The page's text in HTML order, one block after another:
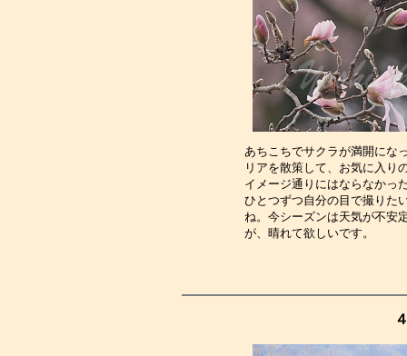
あちこちでサクラが満開にな
リアを散策して、お気に入り
イメージ通りにはならなかっ
ひとつずつ自分の目で撮りた
ね。今シーズンは天気が不安
が、晴れ